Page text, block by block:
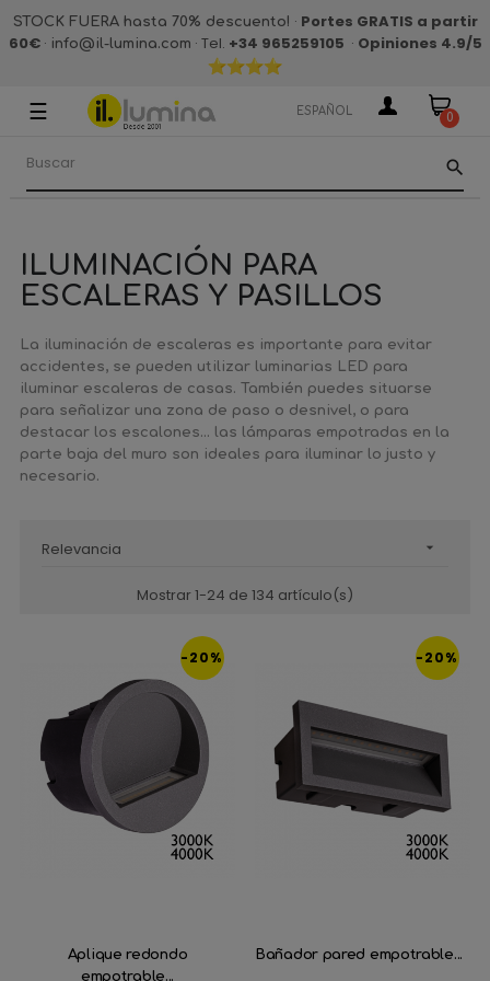
STOCK FUERA hasta 70% descuento! · Portes GRATIS a partir
60€· info@il-lumina.com · Tel. +34 965259105 · Opiniones 4.9/5
Navegación
palanca
☰ ESPAÑOL 0
search
ILUMINACIÓN PARA
ESCALERAS Y PASILLOS
La iluminación de escaleras es importante para evitar
accidentes, se pueden utilizar luminarias LED para
iluminar escaleras de casas. También puedes situarse
para señalizar una zona de paso o desnivel, o para
destacar los escalones... las lámparas empotradas en la
parte baja del muro son ideales para iluminar lo justo y
necesario.
Relevancia 
Mostrar 1-24 de 134 artículo(s)
-20%
Aplique redondo
empotrable...
-20%
Bañador pared empotrable...